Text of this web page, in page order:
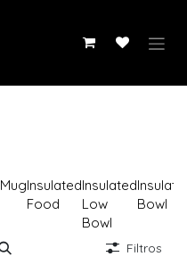
MugInsulated
Food
Insulated
Low
Bowl
Bowl
Filtros